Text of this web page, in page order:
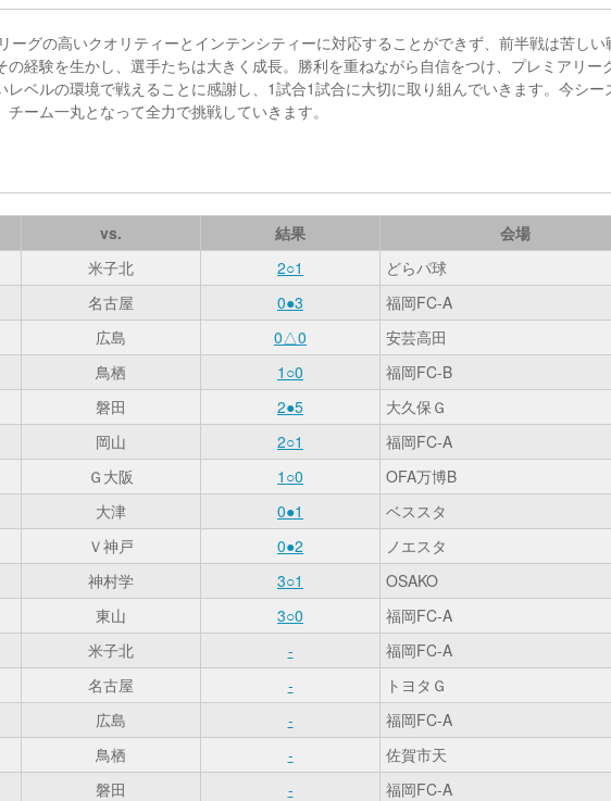
ーグの高いクオリティーとインテンシティーに対応することができず、前半戦は苦しい
経験を生かし、選手たちは大きく成長。勝利を重ねながら自信をつけ、プレミアリー
ベルの環境で戦えることに感謝し、1試合1試合に大切に取り組んでいきます。今シー
ーム一丸となって全力で挑戦していきます。
vs. 結果
会場
米子北 2○1
どらパ球
名古屋 0●3
福岡FC-A
広島 0△0
安芸高田
鳥栖 1○0
福岡FC-B
磐田 2●5
大久保Ｇ
岡山 2○1
福岡FC-A
Ｇ大阪 1○0
OFA万博B
大津 0●1
ベススタ
Ｖ神戸 0●2
ノエスタ
神村学 3○1
OSAKO
東山 3○0
福岡FC-A
米子北 -
福岡FC-A
名古屋 -
トヨタＧ
広島 -
福岡FC-A
鳥栖 -
佐賀市天
磐田 -
福岡FC-A